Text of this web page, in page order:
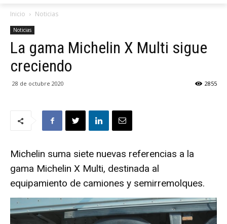
Inicio Noticias
Noticias
La gama Michelin X Multi sigue
creciendo
28 de octubre 2020 2855
Michelin suma siete nuevas referencias a la
gama Michelin X Multi, destinada al
equipamiento de camiones y semirremolques.